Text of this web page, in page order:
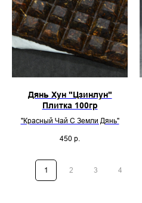
Дянь Хун "Цзинлун"
Плитка 100гр
"Красный Чай С Земли Дянь"
450 р.
1 2 3 4